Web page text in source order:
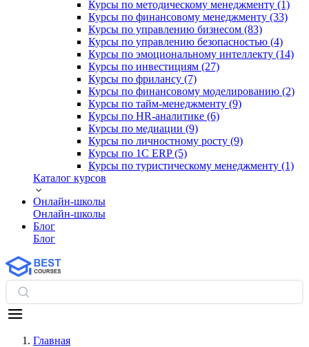
Курсы по методическому менеджменту (1)
Курсы по финансовому менеджменту (33)
Курсы по управлению бизнесом (83)
Курсы по управлению безопасностью (4)
Курсы по эмоциональному интеллекту (14)
Курсы по инвестициям (27)
Курсы по фрилансу (7)
Курсы по финансовому моделированию (2)
Курсы по тайм-менеджменту (9)
Курсы по HR-аналитике (6)
Курсы по медиации (9)
Курсы по личностному росту (9)
Курсы по 1С ERP (5)
Курсы по туристическому менеджменту (1)
Каталог курсов
Онлайн-школы
Онлайн-школы
Блог
Блог
Главная